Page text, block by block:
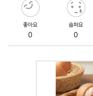
좋아요
0
슬퍼요
0